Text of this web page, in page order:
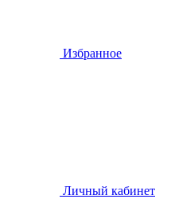
Избранное
Личный кабинет